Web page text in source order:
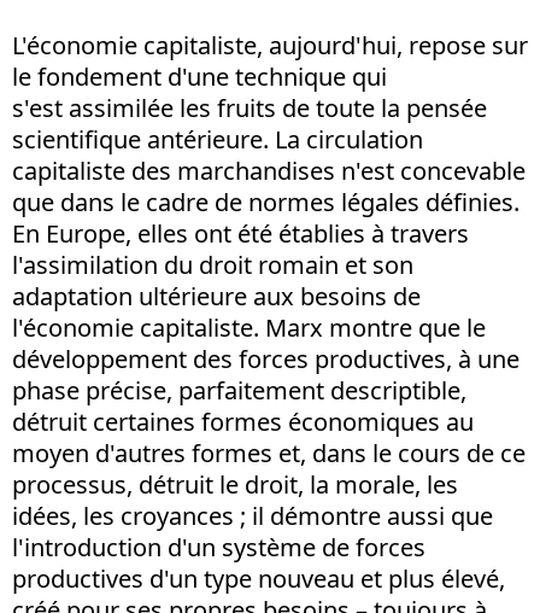
L'économie capitaliste, aujourd'hui, repose sur
le fondement d'une technique qui
s'est assimilée les fruits de toute la pensée
scientifique antérieure. La circulation
capitaliste des marchandises n'est concevable
que dans le cadre de normes légales définies.
En Europe, elles ont été établies à travers
l'assimilation du droit romain et son
adaptation ultérieure aux besoins de
l'économie capitaliste. Marx montre que le
développement des forces productives, à une
phase précise, parfaitement descriptible,
détruit certaines formes économiques au
moyen d'autres formes et, dans le cours de ce
processus, détruit le droit, la morale, les
idées, les croyances ; il démontre aussi que
l'introduction d'un système de forces
productives d'un type nouveau et plus élevé,